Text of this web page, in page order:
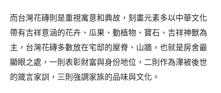
而台灣花磚則是重視寓意和典故，刻畫元素多以中華文化
帶有吉祥意涵的花卉、瓜果、動植物、寶石、吉祥神獸為
主，台灣花磚多數放在宅邸的屋脊、山牆，也就是房舍最
顯眼之處，一則表彰財富與身份地位，二則作為澤被後世
的箴言家訓，三則強調家族的品味與文化。